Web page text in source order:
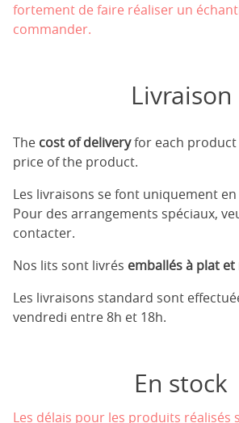
fortement de faire réaliser un
commander.
Livraison
The cost of deliveryfor each product
price of the product.
Les livraisons se font uniquement en
Pour des arrangements spéciaux,
contacter.
Nos lits sont livrés emballés à plat
Les livraisons standard sont
vendredi entre 8h et 18h.
En stock
Les délais pour les produits réalisés